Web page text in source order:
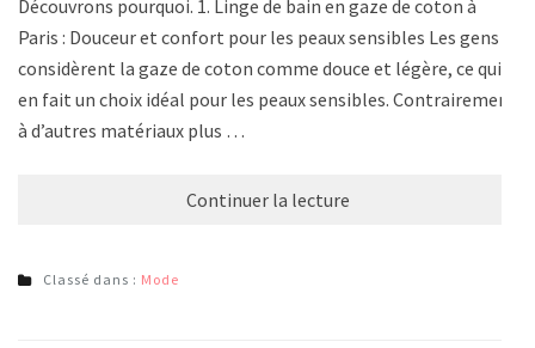
Découvrons pourquoi. 1. Linge de bain en gaze de coton à
Paris : Douceur et confort pour les peaux sensibles Les gens
considèrent la gaze de coton comme douce et légère, ce qui
en fait un choix idéal pour les peaux sensibles. Contrairement
à d’autres matériaux plus …
Continuer la lecture
Classé dans : Mode